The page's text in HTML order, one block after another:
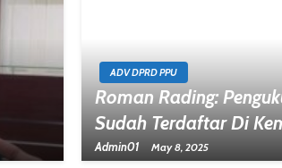
ADV DPRD PPU
Roman Rading:
Sudah Terdaftar Di
Admin01 May 8, 2025